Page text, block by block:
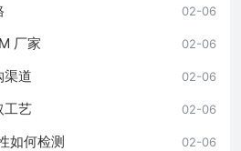
02-06
02-06
厂家
02-06
渠道
02-06
工艺
02-06
如何检测